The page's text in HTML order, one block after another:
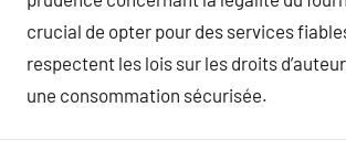
crucial de opter pour des services
respectent les lois sur les droits
une consommation sécurisée.